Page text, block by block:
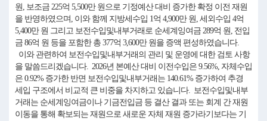
원, 보조금 225억 5,500만 원으로 기정예산 대비 증가한 확정 이전 재원
을 반영하였으며, 이와 함께 지방세수입 1억 4,900만 원, 세외수입 4억
5,400만 원 그리고 보전수입및내부거래로 순세계잉여금 289억 원, 전입
금 86억 원 등을 포함한 총 377억 3,600만 원을 증액 편성하였습니다.
이와 관련하여 보전수입및내부거래의 관리 및 운영에 대한 검토 사항
을 말씀드리겠습니다. 2026년 본예산 대비 이전수입은 9.56%, 자체수입
은 0.92% 증가한 반면 보전수입및내부거래는 140.61% 증가하여 추경
세입 구조에서 비교적 큰 비중을 차지하고 있습니다. 보전수입및내부
거래는 순세계잉여금이나 기금전입금 등 결산 결과 또는 회계 간 재원
이동을 통해 확보되는 재원으로 새로운 자체 재원 증가라기보다는 기